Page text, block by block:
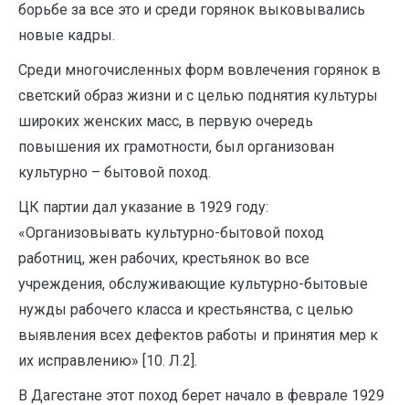
борьбе за все это и среди горянок выковывались
новые кадры.
Среди многочисленных форм вовлечения горянок в
светский образ жизни и с целью поднятия культуры
широких женских масс, в первую очередь
повышения их грамотности, был организован
культурно – бытовой поход.
ЦК партии дал указание в 1929 году:
«Организовывать культурно-бытовой поход
работниц, жен рабочих, крестьянок во все
учреждения, обслуживающие культурно-бытовые
нужды рабочего класса и крестьянства, с целью
выявления всех дефектов работы и принятия мер к
их исправлению» [10. Л.2].
В Дагестане этот поход берет начало в феврале 1929